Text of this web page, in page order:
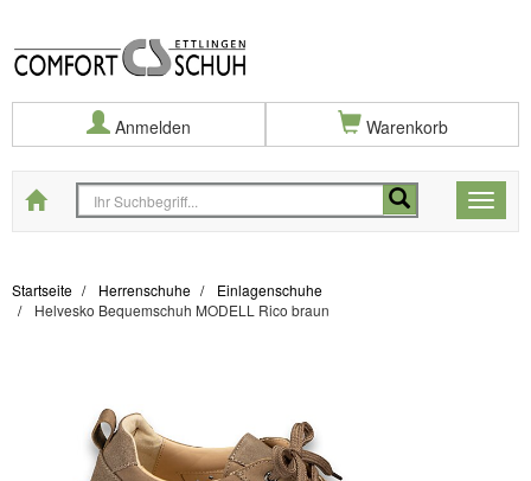
Anmelden Warenkorb
Toggle
Startseite
Startseite Herrenschuhe
Einlagenschuhe
Helvesko Bequemschuh MODELL Rico braun